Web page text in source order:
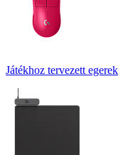
Játékhoz tervezett egerek